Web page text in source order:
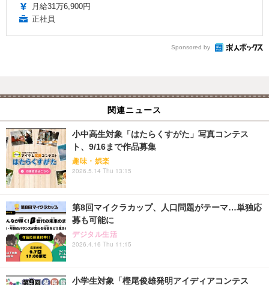
月給31万6,900円
正社員
Sponsored by
関連ニュース
小中高生対象「はたらくすがた」写真コンテス
ト、9/16まで作品募集
趣味・娯楽
2026.5.14 Thu 13:15
第8回マイクラカップ、人口問題がテーマ…単独応
募も可能に
デジタル生活
2026.4.16 Thu 11:15
小学生対象「樫尾俊雄発明アイディアコンテス